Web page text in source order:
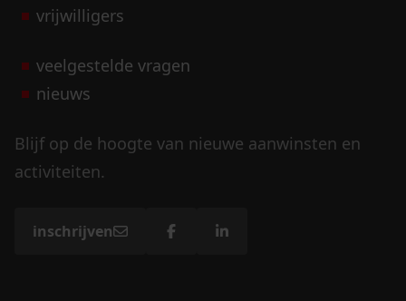
vrijwilligers
veelgestelde vragen
nieuws
Blijf op de hoogte van nieuwe aanwinsten en
activiteiten.
inschrijven